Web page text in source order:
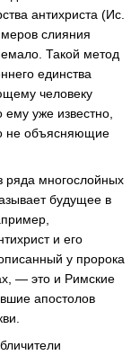
антихриста (Ис.
слияния
Такой метод
единства
человеку
ему уже известно,
не объясняющие
ряда многослойных
будущее в
и его
у пророка
— это и Римские
апостолов